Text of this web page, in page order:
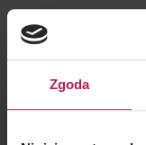
Zgoda
Fiskus wygrał spór
z uchwały NSA,
skarbowy ma